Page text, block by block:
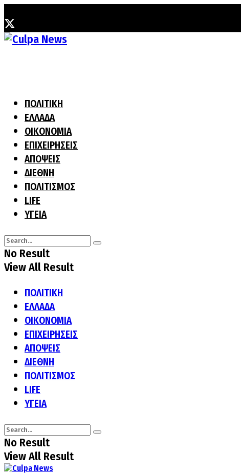
ΠΟΛΙΤΙΚΗ
ΕΛΛΑΔΑ
ΟΙΚΟΝΟΜΙΑ
ΕΠΙΧΕΙΡΗΣΕΙΣ
ΑΠΟΨΕΙΣ
ΔΙΕΘΝΗ
ΠΟΛΙΤΙΣΜΟΣ
LIFE
ΥΓΕΙΑ
No Result
View All Result
ΠΟΛΙΤΙΚΗ
ΕΛΛΑΔΑ
ΟΙΚΟΝΟΜΙΑ
ΕΠΙΧΕΙΡΗΣΕΙΣ
ΑΠΟΨΕΙΣ
ΔΙΕΘΝΗ
ΠΟΛΙΤΙΣΜΟΣ
LIFE
ΥΓΕΙΑ
No Result
View All Result